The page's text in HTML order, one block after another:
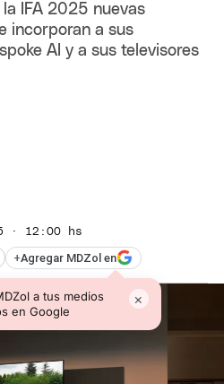
IFA 2025 nuevas
incorporan a sus
AI y a sus televisores
· 12:00 hs
+Agregar MDZol en
a tus medios
en Google
×